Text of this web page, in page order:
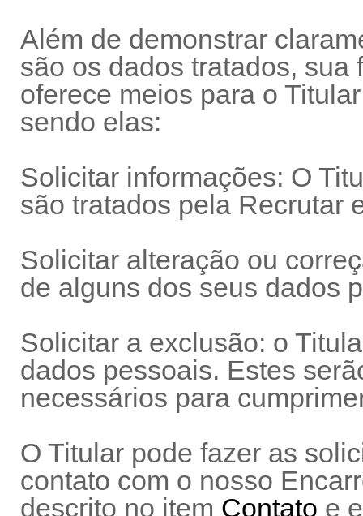
Além de demonstrar
são os dados tratados,
oferece meios para o
sendo elas:
Solicitar informações: O
são tratados pela Recrutar
Solicitar alteração ou
de alguns dos seus dados
Solicitar a exclusão: o
dados pessoais. Estes
necessários para
O Titular pode fazer as
contato com o nosso
descrito no item Contato e